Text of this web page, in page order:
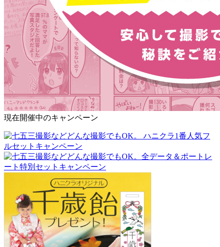
現在開催中のキャンペーン